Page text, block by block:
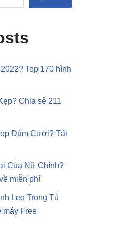
Top 170 hình
Chia sẻ 211
Đám Cưới? Tải
Của Nữ Chính?
miễn phí
Leo Trong Tủ
máy Free